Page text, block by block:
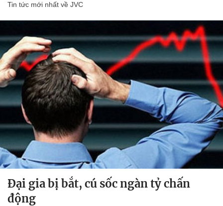
Tin tức mới nhất về JVC
Đại gia bị bắt, cú sốc ngàn tỷ chấn
động